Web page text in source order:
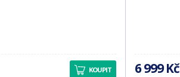
KOUPIT 6 999 Kč